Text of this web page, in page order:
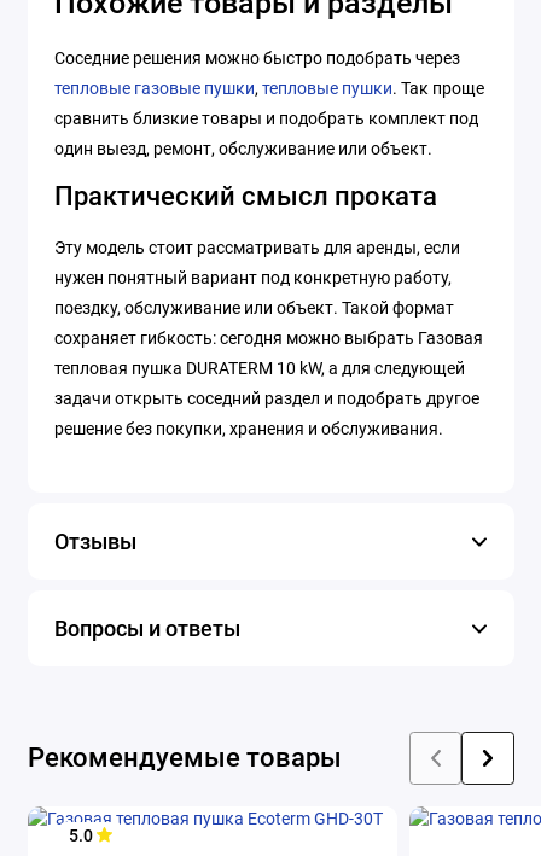
Соседние решения можно быстро подобрать через
тепловые газовые пушки,тепловые пушки. Так проще
сравнить близкие товары и подобрать комплект под
один выезд, ремонт, обслуживание или объект.
Практический смысл проката
Эту модель стоит рассматривать для аренды, если
нужен понятный вариант под конкретную работу,
поездку, обслуживание или объект. Такой формат
сохраняет гибкость: сегодня можно выбрать Газовая
тепловая пушка DURATERM 10 kW, а для следующей
задачи открыть соседний раздел и подобрать другое
решение без покупки, хранения и обслуживания.
Отзывы
Вопросы и ответы
Рекомендуемые товары
5.0